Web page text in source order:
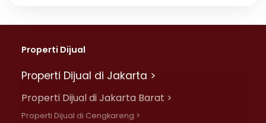
Properti Dijual
Properti Dijual di Jakarta >
Properti Dijual di Jakarta Barat >
Properti Dijual di Cengkareng >